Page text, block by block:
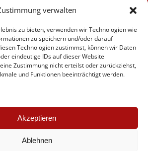
verwalten
zu bieten, verwenden wir Technologien wie
zu speichern und/oder darauf
Technologien zustimmst, können wir Daten
eindeutige IDs auf dieser Website
Zustimmung nicht erteilst oder zurückziehst,
und Funktionen beeinträchtigt werden.
Akzeptieren
Ablehnen